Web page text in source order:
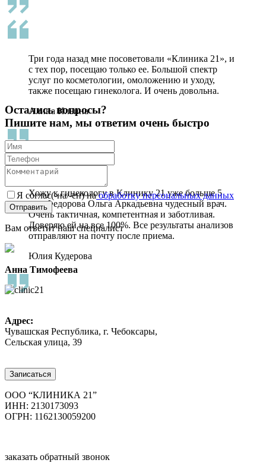
Три года назад мне посоветовали «Клиника 21», и
с тех пор, посещаю только ее. Большой спектр
услуг по косметологии, омоложению и уходу,
также посещаю гинеколога. И очень довольна.
Алина Ильина
Хожу к гинекологу в Клинику 21 уже больше 5
лет. Федорова Ольга Аркадьевна чудесный врач.
Очень тактичная, компетентная и заботливая.
Доверяю ей на все 100%. Все результаты анализов
отправляют на почту после приема.
Юлия Кудерова
Остались вопросы?
Пишите нам, мы ответим очень быстро
Я соглас(-на/-ен) наобработку персональных данных
Вам ответит наш специалист
Анна Тимофеева
Адрес:
Чувашская Республика, г. Чебоксары,
Сельская улица, 39
Записаться
ООО “КЛИНИКА 21”
ИНН: 2130173093
ОГРН: 1162130059200
заказать обратный звонок